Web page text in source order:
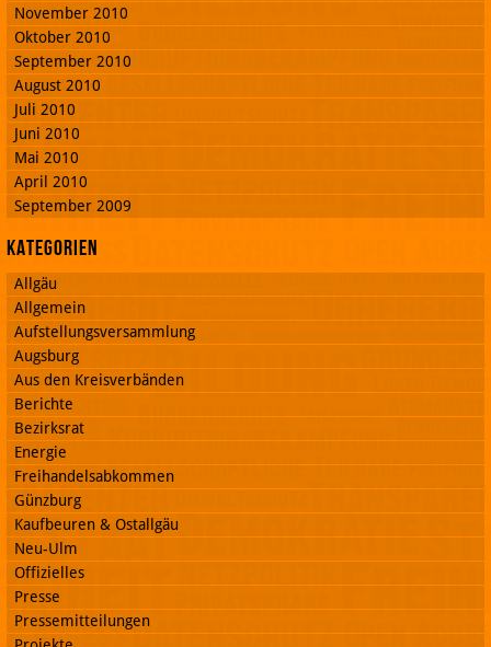
November 2010
Oktober 2010
September 2010
August 2010
Juli 2010
Juni 2010
Mai 2010
April 2010
September 2009
Kategorien
Allgäu
Allgemein
Aufstellungsversammlung
Augsburg
Aus den Kreisverbänden
Berichte
Bezirksrat
Energie
Freihandelsabkommen
Günzburg
Kaufbeuren & Ostallgäu
Neu-Ulm
Offizielles
Presse
Pressemitteilungen